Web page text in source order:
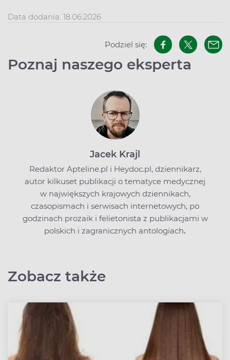
Data dodania: 18.06.2026
Podziel się:
Poznaj naszego eksperta
Jacek Krajl
Redaktor Apteline.pl i Heydoc.pl, dziennikarz,
autor kilkuset publikacji o tematyce medycznej
w największych krajowych dziennikach,
czasopismach i serwisach internetowych, po
godzinach prozaik i felietonista z publikacjami w
polskich i zagranicznych antologiach.
Zobacz także